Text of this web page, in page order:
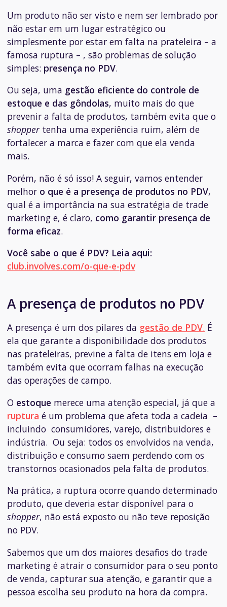
Um produto não ser visto e nem ser lembrado por
não estar em um lugar estratégico ou
simplesmente por estar em falta na prateleira – a
famosa ruptura – , são problemas de solução
simples: presença no PDV.
Ou seja, uma gestão eficiente do controle de
estoque e das gôndolas, muito mais do que
prevenir a falta de produtos, também evita que o
shoppertenha uma experiência ruim, além de
fortalecer a marca e fazer com que ela venda
mais.
Porém, não é só isso! A seguir, vamos entender
melhor o que é a presença de produtos no PDV,
qual é a importância na sua estratégia de trade
marketing e, é claro, como garantir presença de
forma eficaz.
Você sabe o que é PDV? Leia aqui:
club.involves.com/o-que-e-pdv
A presença de produtos no PDV
A presença é um dos pilares da gestão de PDV. É
ela que garante a disponibilidade dos produtos
nas prateleiras, previne a falta de itens em loja e
também evita que ocorram falhas na execução
das operações de campo.
O estoque merece uma atenção especial, já que a
ruptura é um problema que afeta toda a cadeia –
incluindo consumidores, varejo, distribuidores e
indústria. Ou seja: todos os envolvidos na venda,
distribuição e consumo saem perdendo com os
transtornos ocasionados pela falta de produtos.
Na prática, a ruptura ocorre quando determinado
produto, que deveria estar disponível para o
shopper, não está exposto ou não teve reposição
no PDV.
Sabemos que um dos maiores desafios do trade
marketing é atrair o consumidor para o seu ponto
de venda, capturar sua atenção, e garantir que a
pessoa escolha seu produto na hora da compra.